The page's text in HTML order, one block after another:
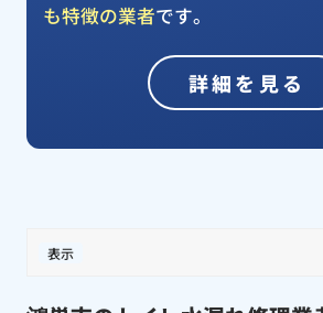
も特徴の業者です。
詳細を見る
表示